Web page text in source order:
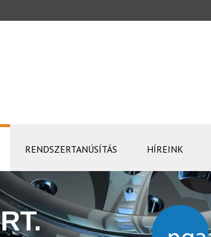
RENDSZERTANÚSÍTÁS HÍREINK